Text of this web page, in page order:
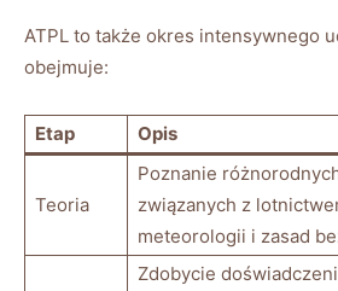
ATPL to także okres intensywnego
obejmuje:
Etap Opis
Teoria
Poznanie
związanych z
meteorologii i zasad
Zdobycie